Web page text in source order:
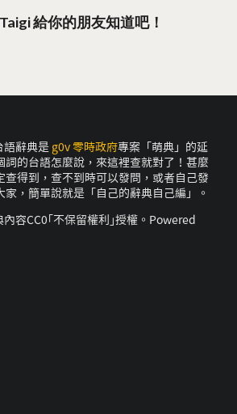
給你的朋友知道吧！
語辭典是 g0v 零時政府專案「萌典」的延
詞的台語怎麼說，來這裡查就對了！甚麼
查得到，查不到時可以發問，或者自己發
家，簡單說就是「自己的辭典自己編」。
容CC0｢不保留權利｣授權。Powered